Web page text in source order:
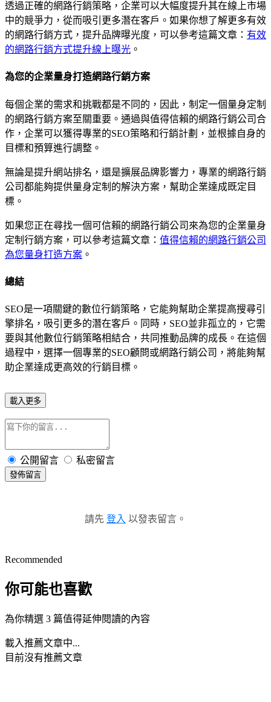
透過正確的網路行銷策略，企業可以大幅度提升其在線上市場
中的競爭力，從而吸引更多潛在客戶。如果你想了解更多有效
的網路行銷方式，提升品牌曝光度，可以參考這篇文章： 有效
的網路行銷方式提升線上曝光 。
為您的企業量身打造網路行銷方案
每個企業的需求和挑戰都是不同的，因此，制定一個量身定制
的網路行銷方案至關重要。通過與值得信賴的網路行銷公司合
作，企業可以獲得專業的SEO策略和行銷計劃，並根據自身的
目標和預算進行調整。
無論是提升網站排名，還是擴展品牌影響力，專業的網路行銷
公司都能夠提供量身定制的解決方案，幫助企業達成既定目
標。
如果您正在尋找一個可信賴的網路行銷公司來為您的企業量身
定制行銷方案，可以參考這篇文章： 值得信賴的網路行銷公司
為您量身打造方案 。
總結
SEO是一項關鍵的數位行銷策略，它能夠幫助企業提高搜尋引
擎排名，吸引更多的潛在客戶。同時，SEO並非孤立的，它需
要與其他數位行銷策略相結合，共同推動品牌的成長。在這個
過程中，選擇一個專業的SEO顧問或網路行銷公司，將能夠幫
助企業達成更高效的行銷目標。
載入更多
公開留言 私密留言
發佈留言
請先 登入 以發表留言。
Recommended
你可能也喜歡
為你精選 3 篇值得延伸閱讀的內容
載入推薦文章中...
目前沒有推薦文章